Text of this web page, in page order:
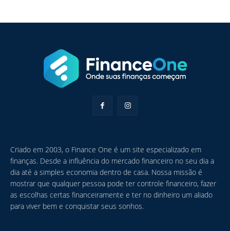
Criado em 2003, o Finance One é um site especializado em
finanças. Desde a influência do mercado financeiro no seu dia a
dia até a simples economia dentro de casa. Nossa missão é
mostrar que qualquer pessoa pode ter controle financeiro, fazer
as escolhas certas financeiramente e ter no dinheiro um aliado
para viver bem e conquistar seus sonhos.